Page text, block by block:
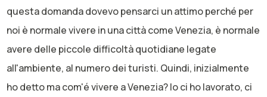
questa domanda dovevo pensarci un attimo perché per
noi è normale vivere in una città come Venezia, è normale
avere delle piccole difficoltà quotidiane legate
all'ambiente, al numero dei turisti. Quindi, inizialmente
ho detto ma com'é vivere a Venezia? Io ci ho lavorato, ci